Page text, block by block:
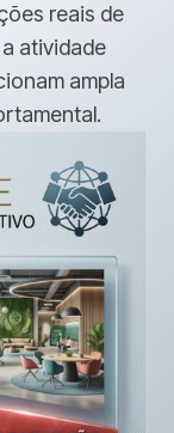
reais de
atividade
ampla